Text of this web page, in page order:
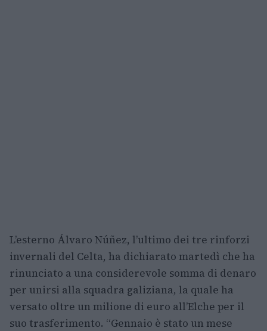
L’esterno Álvaro Núñez, l’ultimo dei tre rinforzi
invernali del Celta, ha dichiarato martedì che ha
rinunciato a una considerevole somma di denaro
per unirsi alla squadra galiziana, la quale ha
versato oltre un milione di euro all’Elche per il
suo trasferimento. “Gennaio è stato un mese